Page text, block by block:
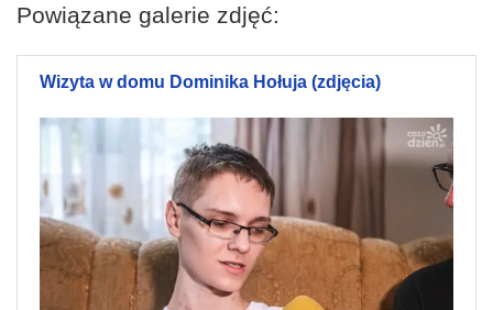
Powiązane galerie zdjęć:
Wizyta w domu Dominika Hołuja (zdjęcia)